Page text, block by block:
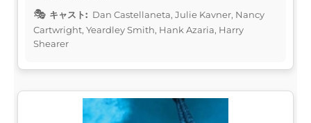
キャスト: Dan Castellaneta, Julie Kavner, Nancy
Cartwright, Yeardley Smith, Hank Azaria, Harry
Shearer